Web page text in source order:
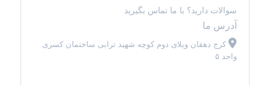
سوالات دارید؟ با ما تماس بگیرید
آدرس ما
کرج دهقان ویلای دوم کوچه شهید ترابی ساختمان کسری
واحد ۵